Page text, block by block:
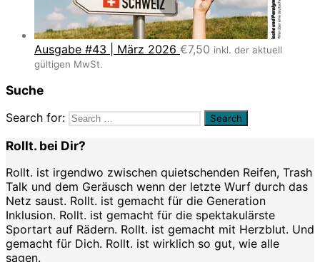
Ausgabe #43 | März 2026 €7,50 inkl. der aktuell
gültigen MwSt.
Suche
Search for:
Rollt. bei Dir?
Rollt. ist irgendwo zwischen quietschenden Reifen, Trash
Talk und dem Geräusch wenn der letzte Wurf durch das
Netz saust. Rollt. ist gemacht für die Generation
Inklusion. Rollt. ist gemacht für die spektakulärste
Sportart auf Rädern. Rollt. ist gemacht mit Herzblut. Und
gemacht für Dich. Rollt. ist wirklich so gut, wie alle
sagen.